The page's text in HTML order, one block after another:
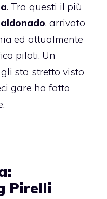
. Tra questi il più
, arrivato
ed attualmente
piloti. Un
sta stretto visto
gare ha fatto
Pirelli